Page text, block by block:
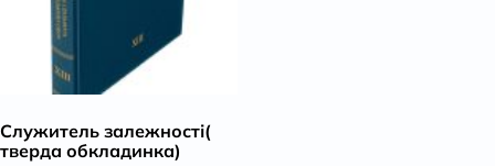
Служитель залежності(
тверда обкладинка)